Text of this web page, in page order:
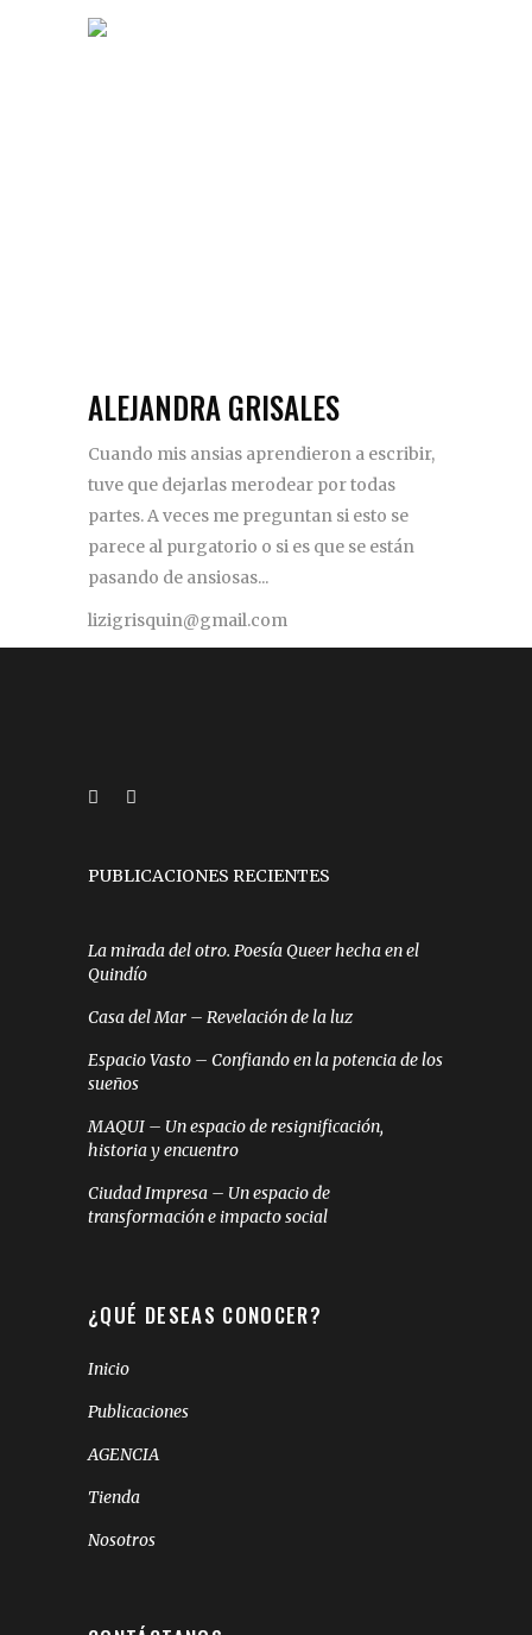
ALEJANDRA GRISALES
Cuando mis ansias aprendieron a escribir,
tuve que dejarlas merodear por todas
partes. A veces me preguntan si esto se
parece al purgatorio o si es que se están
pasando de ansiosas...
lizigrisquin@gmail.com
PUBLICACIONES RECIENTES
La mirada del otro. Poesía Queer hecha en el
Quindío
Casa del Mar – Revelación de la luz
Espacio Vasto – Confiando en la potencia de los
sueños
MAQUI – Un espacio de resignificación,
historia y encuentro
Ciudad Impresa – Un espacio de
transformación e impacto social
¿QUÉ DESEAS CONOCER?
Inicio
Publicaciones
AGENCIA
Tienda
Nosotros